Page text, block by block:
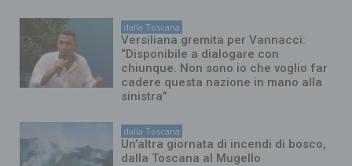
dalla Toscana
Versiliana gremita per Vannacci:
“Disponibile a dialogare con
chiunque. Non sono io che voglio far
cadere questa nazione in mano alla
sinistra”
dalla Toscana
Un’altra giornata di incendi di bosco,
dalla Toscana al Mugello